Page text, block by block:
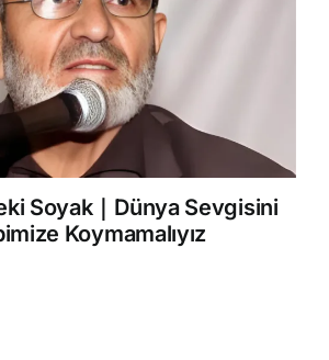
Soyak｜Dünya Sevgisini
Koymamalıyız